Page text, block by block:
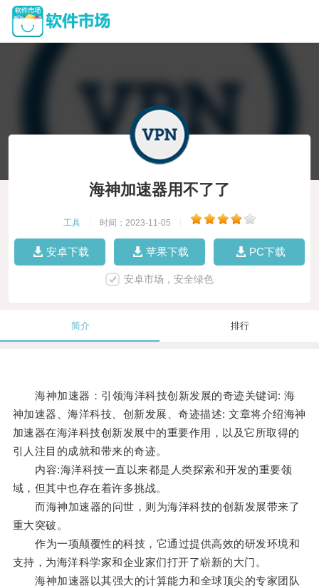
海神加速器用不了了
工具 时间：2023-11-05
安卓下载 苹果下载 PC下载
安卓市场，安全绿色
简介 排行
海神加速器：引领海洋科技创新发展的奇迹关键词: 海
神加速器、海洋科技、创新发展、奇迹描述: 文章将介绍海神
加速器在海洋科技创新发展中的重要作用，以及它所取得的
引人注目的成就和带来的奇迹。
内容:海洋科技一直以来都是人类探索和开发的重要领
域，但其中也存在着许多挑战。
而海神加速器的问世，则为海洋科技的创新发展带来了
重大突破。
作为一项颠覆性的科技，它通过提供高效的研发环境和
支持，为海洋科学家和企业家们打开了崭新的大门。
海神加速器以其强大的计算能力和全球顶尖的专家团队